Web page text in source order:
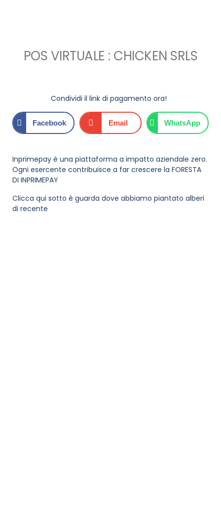
POS VIRTUALE : CHICKEN SRLS
Condividi il link di pagamento ora!
Facebook Email WhatsApp
Inprimepay è una piattaforma a impatto aziendale zero.
Ogni esercente contribuisce a far crescere la FORESTA
DI INPRIMEPAY
Clicca qui sotto è guarda dove abbiamo piantato alberi
di recente